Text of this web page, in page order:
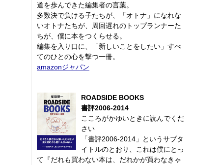
道を歩んできた編集者の言葉。
多数決で負ける子たちが、「オトナ」になれな
いオトナたちが、周回遅れのトップランナーた
ちが、僕に本をつくらせる。
編集を入り口に、「新しいことをしたい」すべ
てのひとの心を撃つ一冊。
amazonジャパン
ROADSIDE BOOKS
書評2006-2014
こころがかゆいときに読んでくだ
さい
「書評2006-2014」というサブタ
イトルのとおり、これは僕にとっ
て『だれも買わない本は、だれかが買わなきゃ